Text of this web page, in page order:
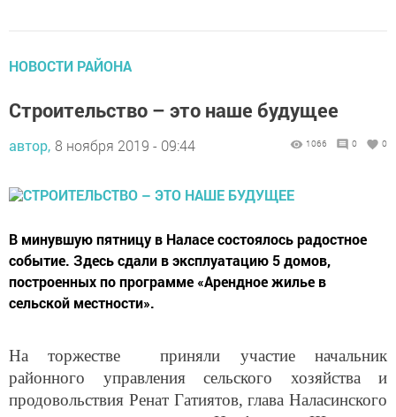
НОВОСТИ РАЙОНА
Строительство – это наше будущее
автор, 8 ноября 2019 - 09:44
В минувшую пятницу в Наласе состоялось радостное
событие. Здесь сдали в эксплуатацию 5 домов,
построенных по программе «Арендное жилье в
сельской местности».
На торжестве приняли участие начальник
районного управления сельского хозяйства и
продовольствия Ренат Гатиятов, глава Наласинского